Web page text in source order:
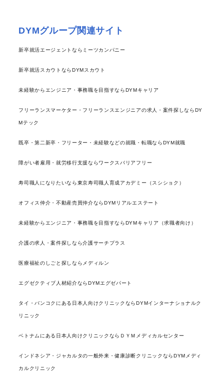
DYMグループ関連サイト
新卒就活エージェントならミーツカンパニー
新卒就活スカウトならDYMスカウト
未経験からエンジニア・事務職を目指すならDYMキャリア
フリーランスマーケター・フリーランスエンジニアの求人・案件探しならDY
Mテック
既卒・第二新卒・フリーター・未経験などの就職・転職ならDYM就職
障がい者雇用・就労移行支援ならワークスバリアフリー
寿司職人になりたいなら東京寿司職人育成アカデミー（スシショク）
オフィス仲介・不動産売買仲介ならDYMリアルエステート
未経験からエンジニア・事務職を目指すならDYMキャリア（求職者向け）
介護の求人・案件探しなら介護サーチプラス
医療福祉のしごと探しならメディルン
エグゼクティブ人材紹介ならDYMエグゼパート
タイ・バンコクにある日本人向けクリニックならDYMインターナショナルク
リニック
ベトナムにある日本人向けクリニックならＤＹＭメディカルセンター
インドネシア・ジャカルタの一般外来・健康診断クリニックならDYMメディ
カルクリニック